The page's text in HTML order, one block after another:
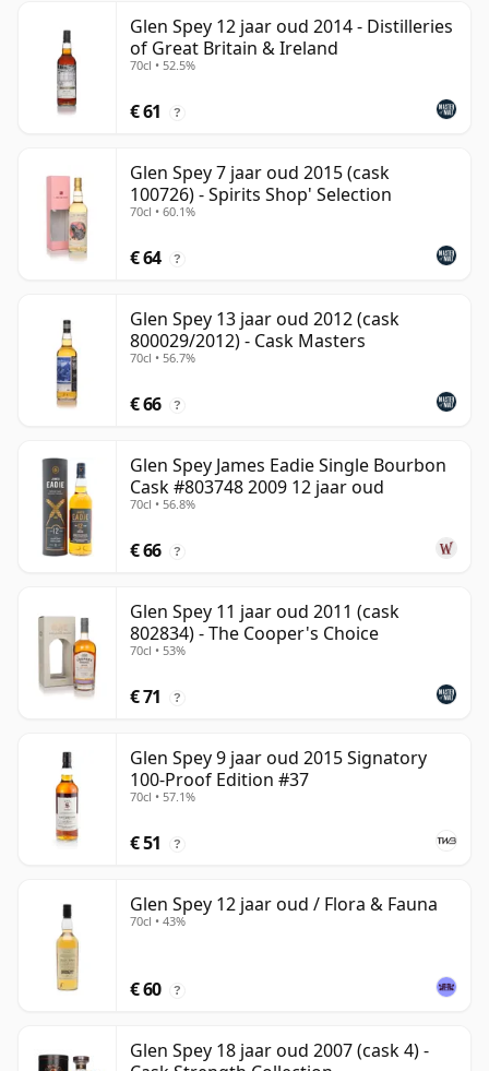
Glen Spey 12 jaar oud 2014 - Distilleries
of Great Britain & Ireland
70cl • 52.5%
€ 61 ?
Glen Spey 7 jaar oud 2015 (cask
100726) - Spirits Shop' Selection
70cl • 60.1%
€ 64 ?
Glen Spey 13 jaar oud 2012 (cask
800029/2012) - Cask Masters
70cl • 56.7%
€ 66 ?
Glen Spey James Eadie Single Bourbon
Cask #803748 2009 12 jaar oud
70cl • 56.8%
€ 66 ?
Glen Spey 11 jaar oud 2011 (cask
802834) - The Cooper's Choice
70cl • 53%
€ 71 ?
Glen Spey 9 jaar oud 2015 Signatory
100-Proof Edition #37
70cl • 57.1%
€ 51 ?
Glen Spey 12 jaar oud / Flora & Fauna
70cl • 43%
€ 60 ?
Glen Spey 18 jaar oud 2007 (cask 4) -